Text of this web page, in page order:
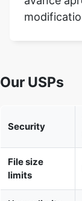
limits
Usage limits
Price